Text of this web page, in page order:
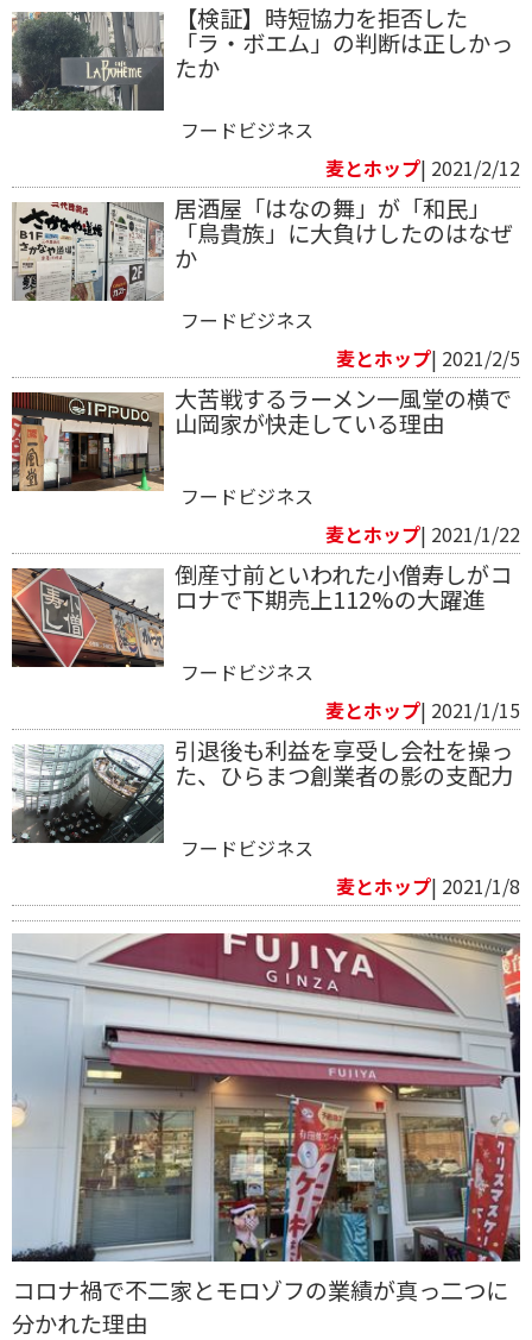
【検証】時短協力を拒否した
「ラ・ボエム」の判断は正しかっ
たか
フードビジネス
麦とホップ| 2021/2/12
居酒屋「はなの舞」が「和民」
「鳥貴族」に大負けしたのはなぜ
か
フードビジネス
麦とホップ| 2021/2/5
大苦戦するラーメン一風堂の横で
山岡家が快走している理由
フードビジネス
麦とホップ| 2021/1/22
倒産寸前といわれた小僧寿しがコ
ロナで下期売上112%の大躍進
フードビジネス
麦とホップ| 2021/1/15
引退後も利益を享受し会社を操っ
た、ひらまつ創業者の影の支配力
フードビジネス
麦とホップ| 2021/1/8
コロナ禍で不二家とモロゾフの業績が真っ二つに
分かれた理由